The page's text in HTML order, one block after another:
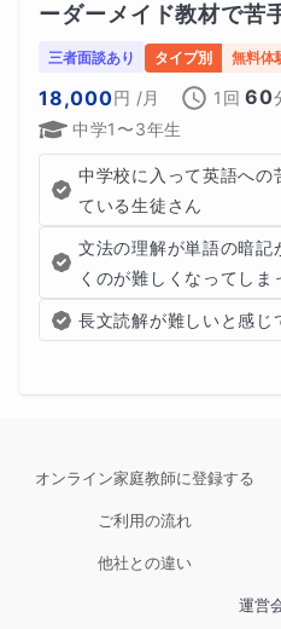
ーダーメイド教材で苦
三者面談あり タイプ別 無料体
18,000円 /月 1回 60
中学1〜3年生
中学校に入って英語への
ている生徒さん
文法の理解が単語の暗記
くのが難しくなってしま
長文読解が難しいと感じ
オンライン家庭教師に登録する
ご利用の流れ
他社との違い
運営